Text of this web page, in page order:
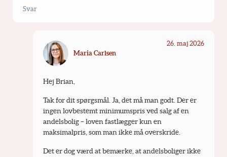
Svar
Maria Carlsen
26. maj 2026
Hej Brian,
Tak for dit spørgsmål. Ja, det må man godt. Der er
ingen lovbestemt minimumspris ved salg af en
andelsbolig – loven fastlægger kun en
maksimalpris, som man ikke må overskride.
Det er dog værd at bemærke, at andelsboliger ikke